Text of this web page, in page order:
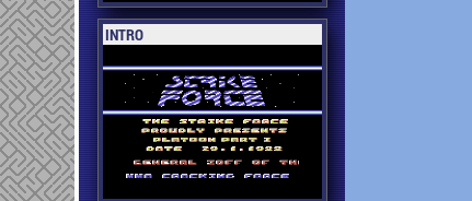
INTRO